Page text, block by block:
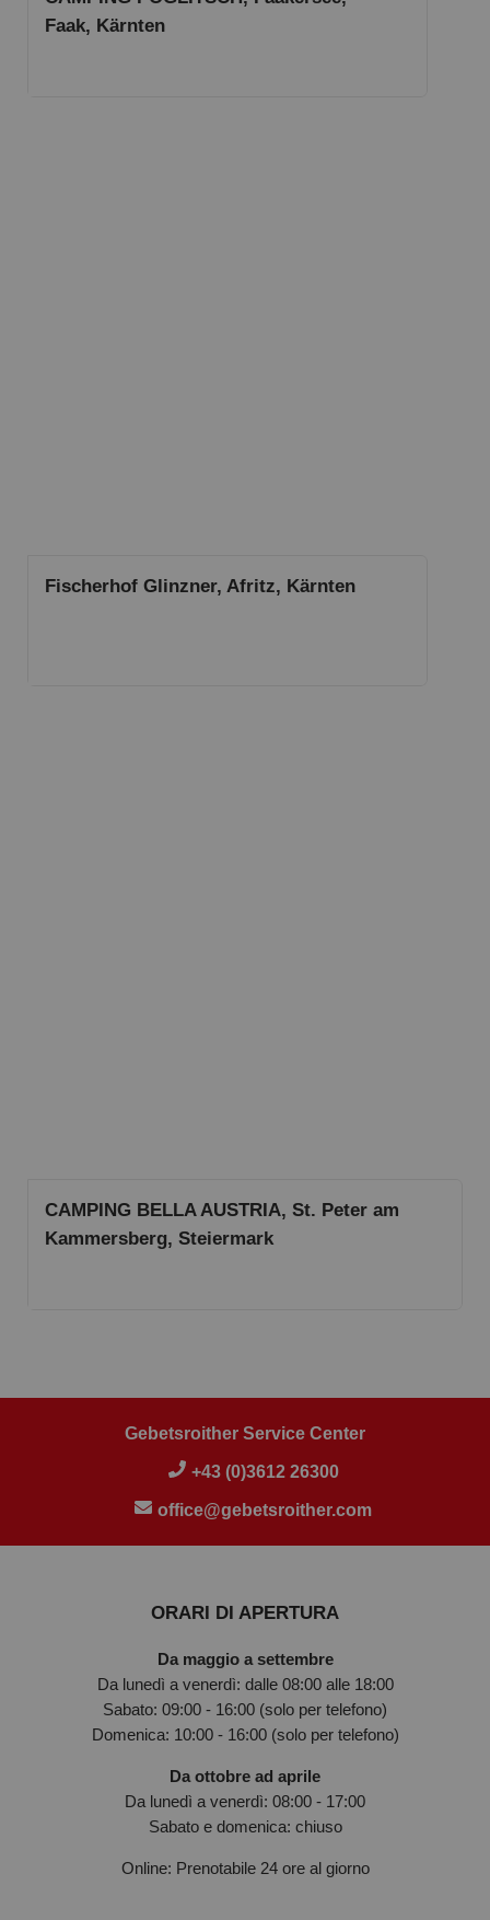
Faak, Kärnten
Fischerhof Glinzner, Afritz, Kärnten
CAMPING BELLA AUSTRIA, St. Peter am
Kammersberg, Steiermark
Gebetsroither Service Center
+43 (0)3612 26300
office@gebetsroither.com
ORARI DI APERTURA
Da maggio a settembre
Da lunedì a venerdì: dalle 08:00 alle 18:00
Sabato: 09:00 - 16:00 (solo per telefono)
Domenica: 10:00 - 16:00 (solo per telefono)
Da ottobre ad aprile
Da lunedì a venerdì: 08:00 - 17:00
Sabato e domenica: chiuso
Online: Prenotabile 24 ore al giorno